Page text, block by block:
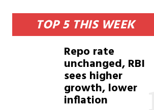
TOP 5 THIS WEEK
Repo rate
unchanged, RBI
sees higher
growth, lower
inflation